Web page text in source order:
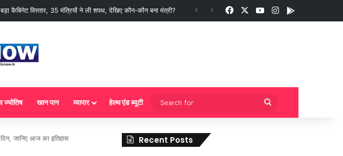
कटेगा कनेक्शन, कितने दिन बाद होगी बुकिंग? FacebookYouTubeInstagram
ज्योतिष खान पान व्यापार हेल्थ एंड ब्यूटी
Search
for
जानिए आज का इतिहास Recent Posts